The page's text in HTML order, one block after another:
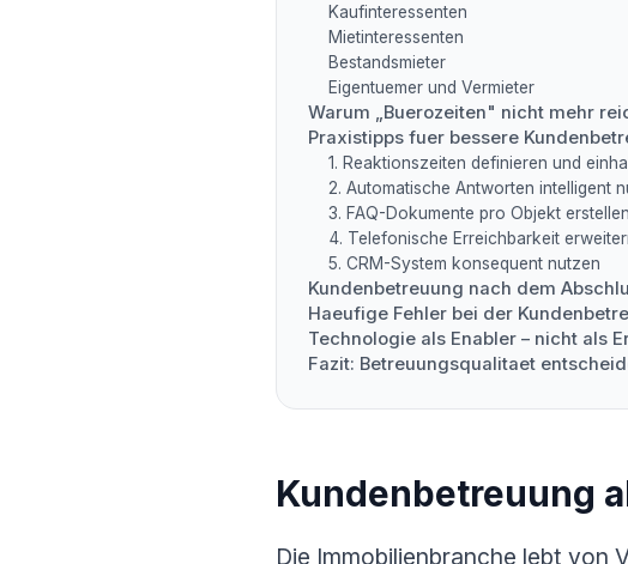
Kaufinteressenten
Mietinteressenten
Bestandsmieter
Eigentuemer und Vermieter
Warum „Buerozeiten" nicht mehr
Praxistipps fuer bessere
1. Reaktionszeiten definieren und
2. Automatische Antworten intelligent
3. FAQ-Dokumente pro Objekt erstellen
4. Telefonische Erreichbarkeit
5. CRM-System konsequent nutzen
Kundenbetreuung nach dem
Haeufige Fehler bei der
Technologie als Enabler – nicht als
Fazit: Betreuungsqualitaet
Kundenbetreuung
Die Immobilienbranche lebt von